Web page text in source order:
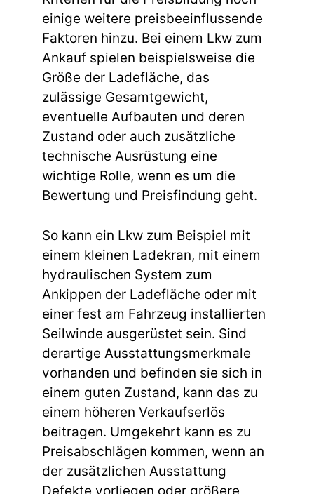
einige weitere preisbeeinflussende
Faktoren hinzu. Bei einem Lkw zum
Ankauf spielen beispielsweise die
Größe der Ladefläche, das
zulässige Gesamtgewicht,
eventuelle Aufbauten und deren
Zustand oder auch zusätzliche
technische Ausrüstung eine
wichtige Rolle, wenn es um die
Bewertung und Preisfindung geht.
So kann ein Lkw zum Beispiel mit
einem kleinen Ladekran, mit einem
hydraulischen System zum
Ankippen der Ladefläche oder mit
einer fest am Fahrzeug installierten
Seilwinde ausgerüstet sein. Sind
derartige Ausstattungsmerkmale
vorhanden und befinden sie sich in
einem guten Zustand, kann das zu
einem höheren Verkaufserlös
beitragen. Umgekehrt kann es zu
Preisabschlägen kommen, wenn an
der zusätzlichen Ausstattung
Defekte vorliegen oder größere